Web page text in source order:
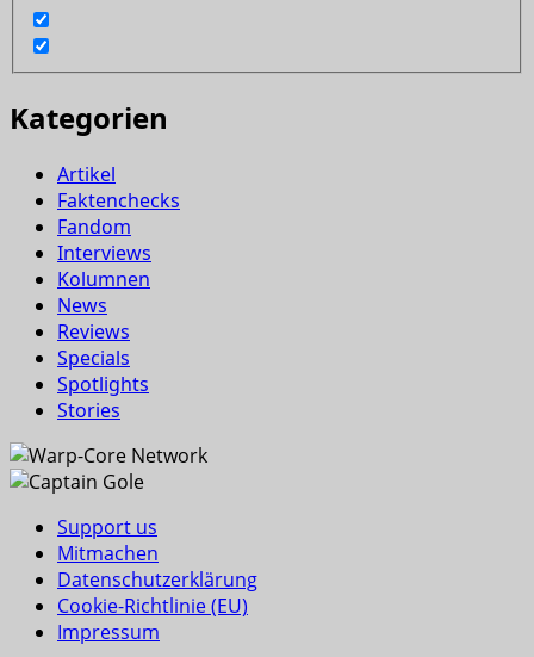
Kategorien
Artikel
Faktenchecks
Fandom
Interviews
Kolumnen
News
Reviews
Specials
Spotlights
Stories
Support us
Mitmachen
Datenschutzerklärung
Cookie-Richtlinie (EU)
Impressum